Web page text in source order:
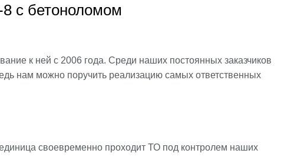
с бетоноломом
к ней с 2006 года. Среди наших постоянных заказчиков
нам можно поручить реализацию самых ответственных
своевременно проходит ТО под контролем наших